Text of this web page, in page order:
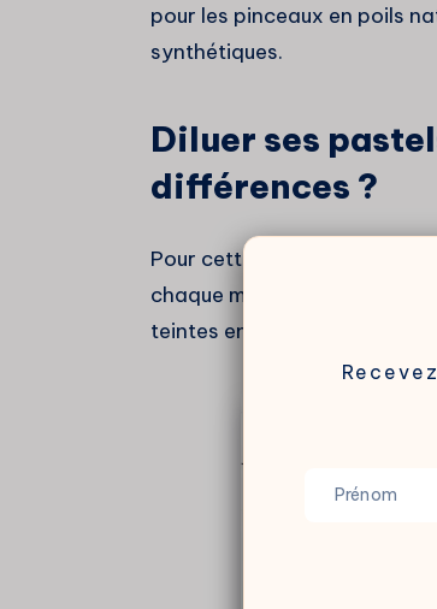
pour les pinceaux en poils
synthétiques.
Diluer ses
différences ?
Pour cette expérience, j’ai
chaque mode de dilution
teintes en pastels durs et